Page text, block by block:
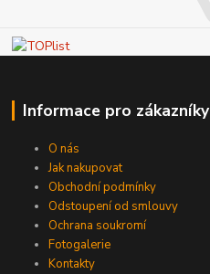
Informace pro zákazníky
O nás
Jak nakupovat
Obchodní podmínky
Odstoupení od smlouvy
Ochrana soukromí
Fotogalerie
Kontakty